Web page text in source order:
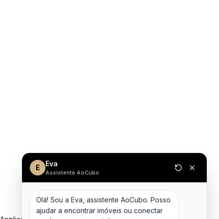
E Eva
Assistente AoCubo
Olá! Sou a Eva, assistente AoCubo. Posso
ajudar a encontrar imóveis ou conectar